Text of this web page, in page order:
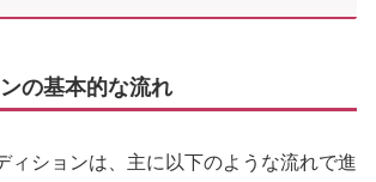
の基本的な流れ
ィションは、主に以下のような流れで進